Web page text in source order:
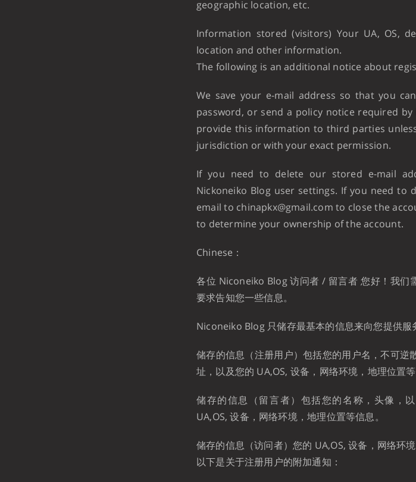
geographic location, etc.
Information stored (visitors) Your UA, OS,
location and other information.
The following is an additional notice about
We save your e-mail address so that you
password, or send a policy notice required
provide this information to third parties
jurisdiction or with your exact permission.
If you need to delete our stored e-mail
Nickoneiko Blog user settings. If you need to
email to chinapkx@gmail.com to close the
to determine your ownership of the account.
Chinese：
各位 Niconeiko Blog 访问者 / 留言者 您好！我们
要求告知您一些信息。
Niconeiko Blog 只储存最基本的信息来向您提供服
储存的信息（注册用户）包括您的用户名，不可
址，以及您的 UA,OS, 设备，网络环境，地理位置等
储存的信息（留言者）包括您的名称，头像，
UA,OS, 设备，网络环境，地理位置等信息。
储存的信息（访问者）您的 UA,OS, 设备，网络环境
以下是关于注册用户的附加通知：